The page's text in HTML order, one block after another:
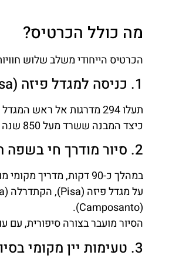
מה כולל הכרטיס?
הכרטיס הייחודי משלב שלוש
1. כניסה למגדל פיזה (Leaning Tower of Pisa)
כיצד המבנה ששרד מעל 850 שנה ממשיך להפתיע.
2. סיור מודרך חי בשפה האנגלית
במהלך כ-90 דקות,
(Camposanto).
הסיור מועבר בצורה סיפורית,
3. טעימות יין מקומי בסיום הסיור